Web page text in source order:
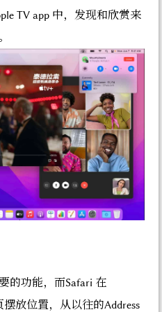
TV app 中，发现和欣赏来
的功能，而Safari 在
放位置，从以往的Address